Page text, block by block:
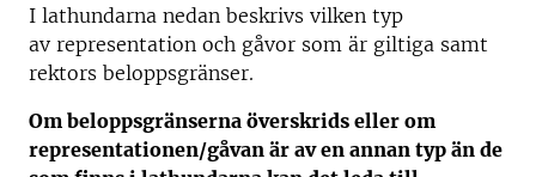
I lathundarna nedan beskrivs vilken typ
av representation och gåvor som är giltiga samt
rektors beloppsgränser.
Om beloppsgränserna överskrids eller om
representationen/gåvan är av en annan typ än de